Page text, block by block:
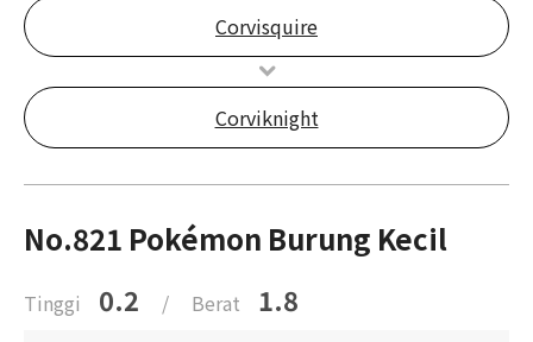
Corvisquire
Corviknight
No.821 Pokémon Burung Kecil
Tinggi 0.2 / Berat 1.8